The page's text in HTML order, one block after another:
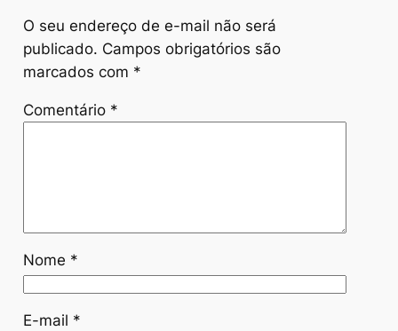
O seu endereço de e-mail não será
publicado. Campos obrigatórios são
marcados com *
Comentário *
Nome *
E-mail *